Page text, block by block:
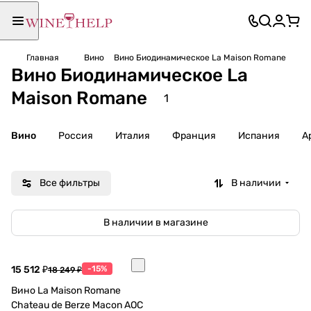
Главная Вино Вино Биодинамическое La Maison Romane
Вино Биодинамическое La
Maison Romane
1
Вино Россия Италия Франция Испания
Все фильтры В наличии
В наличии в магазине
15 512 ₽18 249 ₽ -15%
Вино La Maison Romane
Chateau de Berze Macon AOC